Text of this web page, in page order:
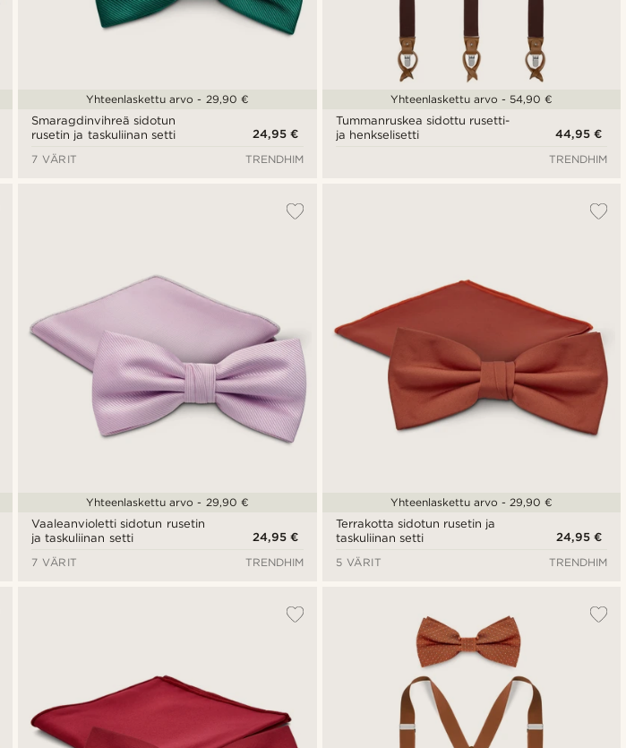
Smaragdinvihreä sidotun
rusetin ja taskuliinan setti
24,95 €
Yhteenlaskettu arvo - 29,90 €
7 VÄRIT TRENDHIM
Tummanruskea sidottu rusetti-
ja henkselisetti
44,95 €
Yhteenlaskettu arvo - 54,90 €
TRENDHIM
Vaaleanvioletti sidotun rusetin
ja taskuliinan setti
24,95 €
Yhteenlaskettu arvo - 29,90 €
7 VÄRIT TRENDHIM
Terrakotta sidotun rusetin ja
taskuliinan setti
24,95 €
Yhteenlaskettu arvo - 29,90 €
5 VÄRIT TRENDHIM